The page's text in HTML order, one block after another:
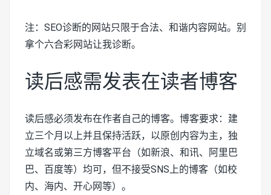
注：SEO诊断的网站只限于合法、和谐内容网站。别
拿个六合彩网站让我诊断。
读后感需发表在读者博客
读后感必须发布在作者自己的博客。博客要求：建
立三个月以上并且保持活跃，以原创内容为主，独
立域名或第三方博客平台（如新浪、和讯、阿里巴
巴、百度等）均可，但不接受SNS上的博客（如校
内、海内、开心网等）。